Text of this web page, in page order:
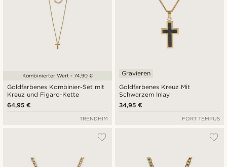
Goldfarbenes Kombinier-Set mit
Kreuz und Figaro-Kette
64,95 €
Kombinierter Wert - 74,90 €
TRENDHIM
Goldfarbenes Kreuz Mit
Schwarzem Inlay
Gravieren
34,95 €
FORT TEMPUS